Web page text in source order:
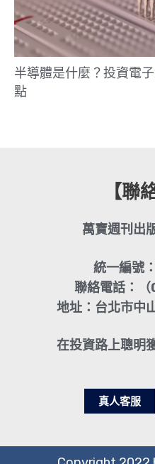
半導體是什麼？投資電
點
【聯
萬寶週刊出
統一編號
聯絡電話：
地址：台北市中
在投資路上聰明
真人客服